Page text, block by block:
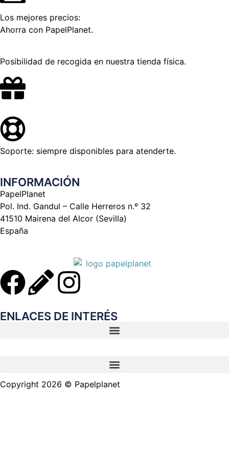
Los mejores precios:
Ahorra con PapelPlanet.
Posibilidad de recogida en nuestra tienda física.
Soporte: siempre disponibles para atenderte.
INFORMACIÓN
PapelPlanet
Pol. Ind. Gandul – Calle Herreros n.º 32
41510 Mairena del Alcor (Sevilla)
España
ENLACES DE INTERÉS
Copyright 2026 © Papelplanet